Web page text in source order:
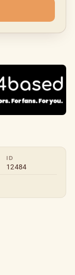
ID
12484